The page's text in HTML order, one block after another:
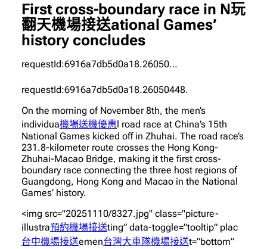
First cross-boundary race in N玩
翻天機場接送ational Games’
history concludes
requestId:6916a7db5d0a18.26050…
requestId:6916a7db5d0a18.26050448.
On the morning of November 8th, the men’s
individua機場送機優惠l road race at China’s 15th
National Games kicked off in Zhuhai. The road race’s
231.8-kilometer route crosses the Hong Kong-
Zhuhai-Macao Bridge, making it the first cross-
boundary race connecting the three host regions of
Guangdong, Hong Kong and Macao in the National
Games’ history.
<img src="20251110/8327.jpg" class="picture-
illustra預約機場接送ting” data-toggle=”tooltip” plac
台中機場接送emen台灣大車隊機場接送t=”bottom”